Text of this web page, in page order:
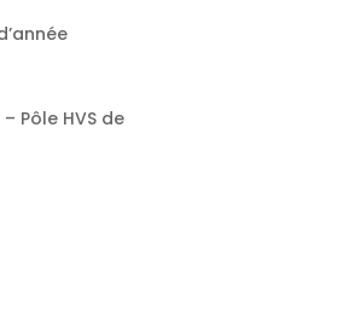
Pôle HVS de